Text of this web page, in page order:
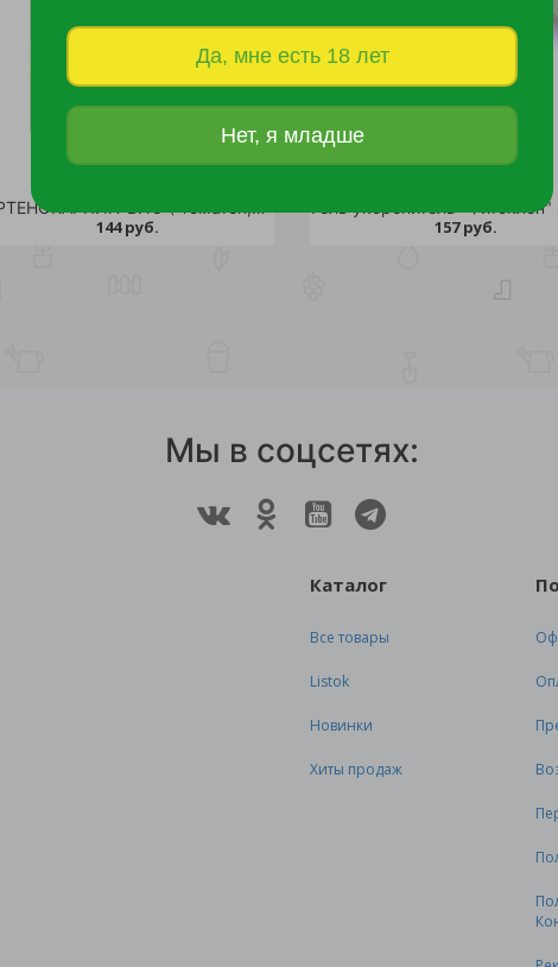
Да, мне есть 18 лет
Нет, я младше
144 руб. 157 руб.
Мы в соцсетях:
Каталог
Все товары
Listok
Новинки
Хиты продаж